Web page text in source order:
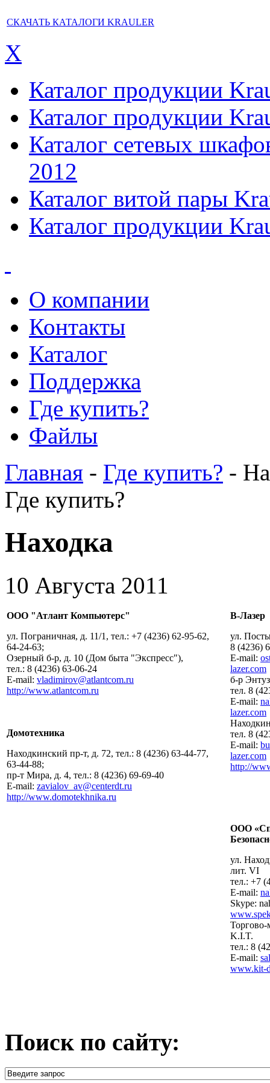
СКАЧАТЬ КАТАЛОГИ KRAULER
X
Каталог продукции
Каталог продукции
Каталог сетевых
2012
Каталог витой пары
Каталог продукции
О компании
Контакты
Каталог
Поддержка
Где купить?
Файлы
Главная - Где купить? -
Где купить?
Находка
10 Августа 2011
ООО "Атлант Компьютерс"
ул. Пограничная, д. 11/1, тел.: +7 (4236) 62-95-62,
64-24-63;
Озерный б-р, д. 10 (Дом быта "Экспресс"),
тел.: 8 (4236) 63-06-24
E-mail: vladimirov@atlantcom.ru
http://www.atlantcom.ru
Домотехника
Находкинский пр-т, д. 72, тел.: 8 (4236) 63-44-77,
63-44-88;
пр-т Мира, д. 4, тел.: 8 (4236) 69-69-40
E-mail: zavialov_av@centerdt.ru
http://www.domotekhnika.ru
В-Лазер
ул.
8 (4236)
E-mail:
lazer.com
б-р
тел. 8
E-mail:
lazer.com
тел. 8
E-mail:
lazer.com
http://
ООО
ул.
лит. VI
тел.: +7
E-mail:
Skype:
K.I.T.
тел.: 8
E-mail:
www.kit-
Поиск по сайту: